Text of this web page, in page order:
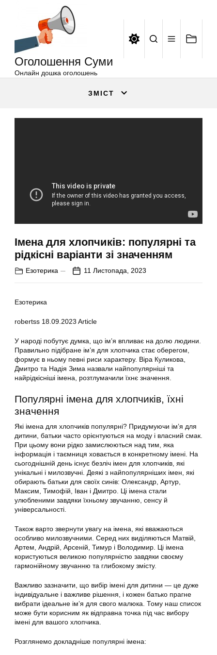
Оголошення Суми
Онлайн дошка оголошень
ЗМІСТ
Імена для хлопчиків: популярні та
рідкісні варіанти зі значенням
Езотерика 11 Листопада, 2023
Езотерика
robertss 18.09.2023 Article
У народі побутує думка, що ім’я впливає на долю людини.
Правильно підібране ім’я для хлопчика стає оберегом,
формує в ньому певні риси характеру. Віра Куликова,
Дмитро та Надія Зима назвали найпопулярніші та
найрідкісніші імена, розтлумачили їхнє значення.
Популярні імена для хлопчиків, їхні
значення
Які імена для хлопчиків популярні? Придумуючи ім’я для
дитини, батьки часто орієнтуються на моду і власний смак.
При цьому вони рідко замислюються над тим, яка
інформація і таємниця ховається в конкретному імені. На
сьогоднішній день існує безліч імен для хлопчиків, які
унікальні і милозвучні. Деякі з найпопулярніших імен, які
обирають батьки для своїх синів: Олександр, Артур,
Максим, Тимофій, Іван і Дмитро. Ці імена стали
улюбленими завдяки їхньому звучанню, сенсу й
універсальності.
Також варто звернути увагу на імена, які вважаються
особливо милозвучними. Серед них виділяються Матвій,
Артем, Андрій, Арсеній, Тимур і Володимир. Ці імена
користуються великою популярністю завдяки своєму
гармонійному звучанню та глибокому змісту.
Важливо зазначити, що вибір імені для дитини — це дуже
індивідуальне і важливе рішення, і кожен батько прагне
вибрати ідеальне ім’я для свого малюка. Тому наш список
може бути корисним як відправна точка під час вибору
імені для вашого хлопчика.
Розглянемо докладніше популярні імена: